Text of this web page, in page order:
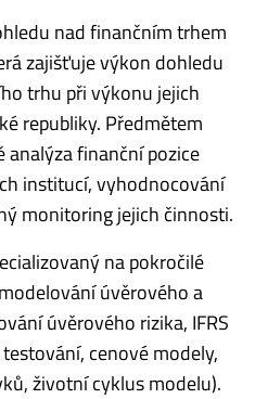
nad finančním trhem
zajišťuje výkon dohledu
trhu při výkonu jejich
republiky. Předmětem
analýza finanční pozice
institucí, vyhodnocování
monitoring jejich činnosti.
na pokročilé
úvěrového a
úvěrového rizika, IFRS
cenové modely,
životní cyklus modelu).